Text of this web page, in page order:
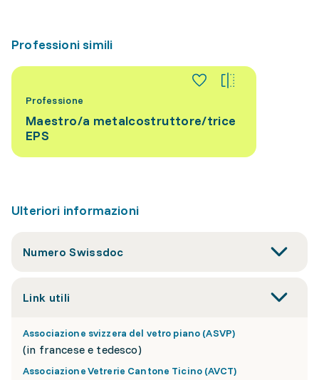
Professioni simili
Professione
Maestro/a metalcostruttore/trice
EPS
Ulteriori informazioni
Numero Swissdoc
Link utili
Associazione svizzera del vetro piano (ASVP)
(in francese e tedesco)
Associazione Vetrerie Cantone Ticino (AVCT)